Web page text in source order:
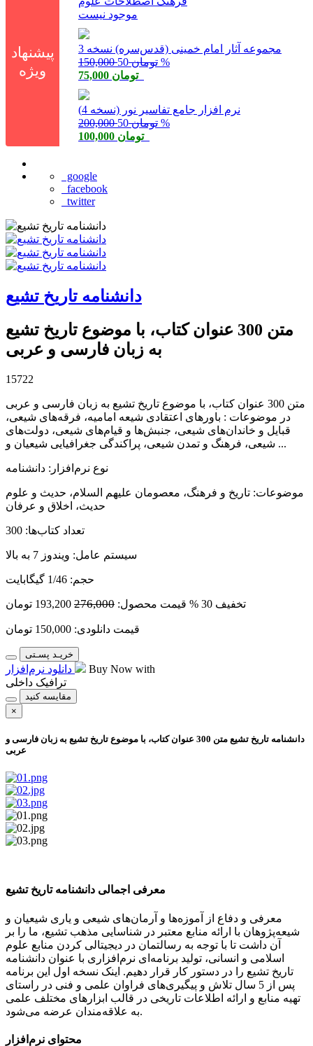
پیشنهاد
ویژه
موجود نیست
مجموعه آثار امام خمینی (‌قدس‌سره) نسخه 3
150,000 تومان 50 %
75,000 تومان
نرم افزار جامع تفاسیر نور (نسخه 4)
200,000 تومان 50 %
100,000 تومان
google
facebook
twitter
دانشنامه تاریخ تشیع
متن 300 عنوان کتاب، با موضوع تاريخ تشيع
به زبان فارسی و عربی
15722
متن 300 عنوان کتاب، با موضوع تاريخ تشيع به زبان فارسی و عربی
در موضوعات : باورهای اعتقادی شیعه امامیه، فرقه‌های شیعی،
قبایل و خاندان‌های شیعی، جنبش‌ها و قیام‌های شیعی، دولت‌های
شیعی، فرهنگ و تمدن شیعی، پراکندگی جغرافیایی شیعیان و ...
نوع نرم‌افزار : دانشنامه
موضوعات: تاریخ و فرهنگ، معصومان علیهم السلام، حدیث و علوم
حدیث، اخلاق و عرفان
تعداد کتاب‌ها:
300
سیستم عامل: ویندوز 7 به بالا
حجم: 1/46 گیگابایت
تخفیف 30 % قیمت محصول: 276,000
193,200 تومان
قیمت دانلودی: 150,000 تومان
خریـد پسـتی
دانلود نرم‌افزار
Buy Now with
ترافیک داخلی
مقایسه کنید
×
دانشنامه تاریخ تشیع
متن 300 عنوان کتاب، با موضوع تاريخ تشيع به زبان فارسی و
عربی
معرفی اجمالی دانشنامه تاریخ تشیع
معرفی و دفاع از آموزه‌ها و آرمان‌های شیعی و یاری شیعیان و
شیعه‌پژوهان با ارائه منابع معتبر در شناسایی مذهب تشیع، ما را بر
آن داشت تا با توجه به رسالتمان در دیجیتالی کردن منابع علوم
اسلامی و انسانی، تولید برنامه‌ای نرم‌افزاری با عنوان دانشنامه
تاریخ تشیع را در دستور کار قرار دهیم. اینک نسخه اول این برنامه
پس از 5 سال تلاش و پیگیری‌های فراوان علمی و فنی در راستای
تهیه منابع و ارائه اطلاعات تاریخی در قالب ابزارهای مختلف علمی
به علاقه‌مندان عرضه می‌شود.
محتوای نرم‌افزار